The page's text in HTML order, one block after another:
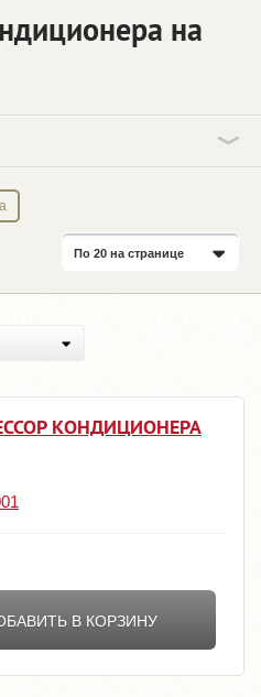
на
По 20 на странице
КОНДИЦИОНЕРА
В КОРЗИНУ